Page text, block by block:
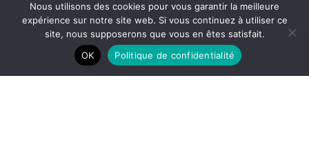
Nous utilisons des cookies pour vous garantir la meilleure
expérience sur notre site web. Si vous continuez à utiliser ce
site, nous supposerons que vous en êtes satisfait.
OK
Politique de confidentialité